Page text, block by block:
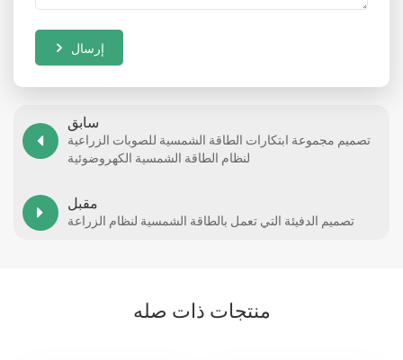
إرسال
سابق
تصميم مجموعة ابتكارات الطاقة الشمسية للصوبات الزراعية
لنظام الطاقة الشمسية الكهروضوئية
مقبل
تصميم الدفيئة التي تعمل بالطاقة الشمسية لنظام الزراعة
منتجات ذات صله